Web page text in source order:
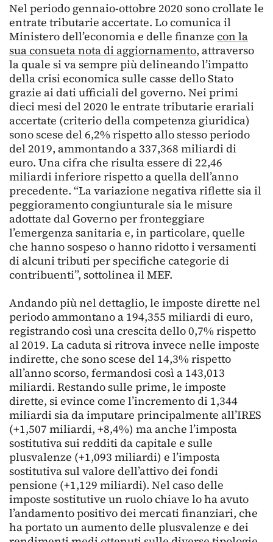
Nel periodo gennaio-ottobre 2020 sono crollate le
entrate tributarie accertate. Lo comunica il
Ministero dell’economia e delle finanze con la
sua consueta nota di aggiornamento, attraverso
la quale si va sempre più delineando l’impatto
della crisi economica sulle casse dello Stato
grazie ai dati ufficiali del governo. Nei primi
dieci mesi del 2020 le entrate tributarie erariali
accertate (criterio della competenza giuridica)
sono scese del 6,2% rispetto allo stesso periodo
del 2019, ammontando a 337,368 miliardi di
euro. Una cifra che risulta essere di 22,46
miliardi inferiore rispetto a quella dell’anno
precedente. “La variazione negativa riflette sia il
peggioramento congiunturale sia le misure
adottate dal Governo per fronteggiare
l’emergenza sanitaria e, in particolare, quelle
che hanno sospeso o hanno ridotto i versamenti
di alcuni tributi per specifiche categorie di
contribuenti”, sottolinea il MEF.
Andando più nel dettaglio, le imposte dirette nel
periodo ammontano a 194,355 miliardi di euro,
registrando così una crescita dello 0,7% rispetto
al 2019. La caduta si ritrova invece nelle imposte
indirette, che sono scese del 14,3% rispetto
all’anno scorso, fermandosi così a 143,013
miliardi. Restando sulle prime, le imposte
dirette, si evince come l’incremento di 1,344
miliardi sia da imputare principalmente all’IRES
(+1,507 miliardi, +8,4%) ma anche l’imposta
sostitutiva sui redditi da capitale e sulle
plusvalenze (+1,093 miliardi) e l’imposta
sostitutiva sul valore dell’attivo dei fondi
pensione (+1,129 miliardi). Nel caso delle
imposte sostitutive un ruolo chiave lo ha avuto
l’andamento positivo dei mercati finanziari, che
ha portato un aumento delle plusvalenze e dei